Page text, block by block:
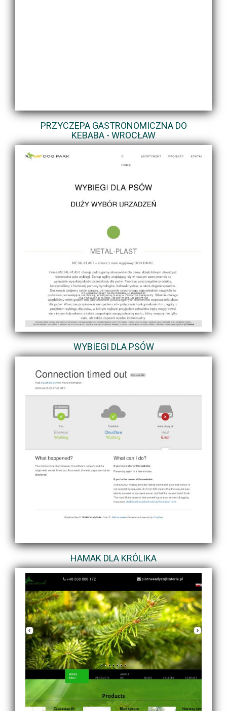
PRZYCZEPA GASTRONOMICZNA DO
KEBABA - WROCŁAW
WYBIEGI DLA PSÓW
HAMAK DLA KRÓLIKA